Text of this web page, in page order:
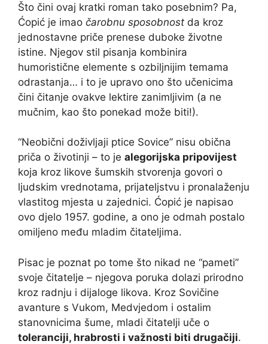
Što čini ovaj kratki roman tako posebnim? Pa,
Ćopić je imao čarobnu sposobnost da kroz
jednostavne priče prenese duboke životne
istine. Njegov stil pisanja kombinira
humoristične elemente s ozbiljnijim temama
odrastanja… i to je upravo ono što učenicima
čini čitanje ovakve lektire zanimljivim (a ne
mučnim, kao što ponekad može biti!).
“Neobični doživljaji ptice Sovice” nisu obična
priča o životinji – to je alegorijska pripovijest
koja kroz likove šumskih stvorenja govori o
ljudskim vrednotama, prijateljstvu i pronalaženju
vlastitog mjesta u zajednici. Ćopić je napisao
ovo djelo 1957. godine, a ono je odmah postalo
omiljeno među mladim čitateljima.
Pisac je poznat po tome što nikad ne “pameti”
svoje čitatelje – njegova poruka dolazi prirodno
kroz radnju i dijaloge likova. Kroz Sovičine
avanture s Vukom, Medvjedom i ostalim
stanovnicima šume, mladi čitatelji uče o
toleranciji, hrabrosti i važnosti biti drugačiji.